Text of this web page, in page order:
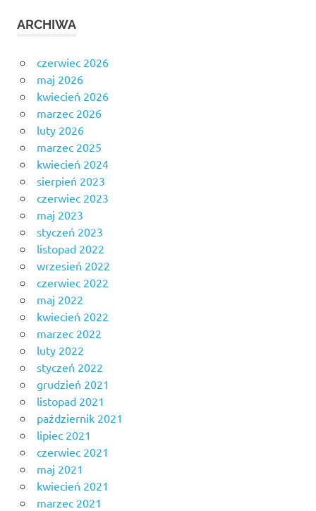
ARCHIWA
czerwiec 2026
maj 2026
kwiecień 2026
marzec 2026
luty 2026
marzec 2025
kwiecień 2024
sierpień 2023
czerwiec 2023
maj 2023
styczeń 2023
listopad 2022
wrzesień 2022
czerwiec 2022
maj 2022
kwiecień 2022
marzec 2022
luty 2022
styczeń 2022
grudzień 2021
listopad 2021
październik 2021
lipiec 2021
czerwiec 2021
maj 2021
kwiecień 2021
marzec 2021